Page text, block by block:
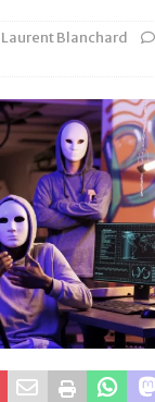
Laurent Blanchard